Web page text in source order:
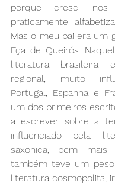
porque cresci
praticamente
Mas o meu pai era um
Eça de Queirós.
literatura brasileira
regional, muito
Portugal, Espanha e
um dos primeiros
a escrever sobre a
influenciado pela
saxónica, bem mais
também teve um
literatura cosmopolita,